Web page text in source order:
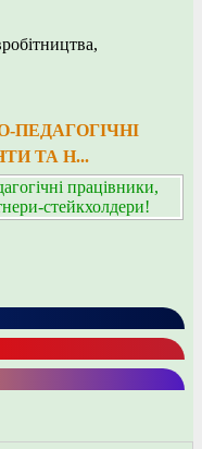
ПЕДАГОГІЧНІ
ТА Н...